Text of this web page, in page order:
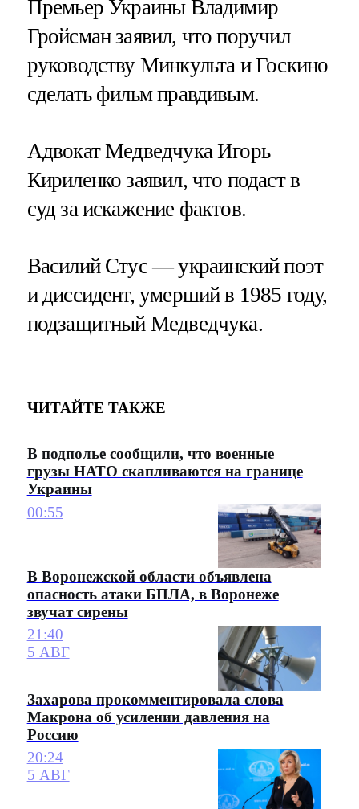
Премьер Украины Владимир
Гройсман заявил, что поручил
руководству Минкульта и Госкино
сделать фильм правдивым.
Адвокат Медведчука Игорь
Кириленко заявил, что подаст в
суд за искажение фактов.
Василий Стус — украинский поэт
и диссидент, умерший в 1985 году,
подзащитный Медведчука.
ЧИТАЙТЕ ТАКЖЕ
В подполье сообщили, что военные
грузы НАТО скапливаются на границе
Украины
00:55
В Воронежской области объявлена
опасность атаки БПЛА, в Воронеже
звучат сирены
21:40
5 АВГ
Захарова прокомментировала слова
Макрона об усилении давления на
Россию
20:24
5 АВГ